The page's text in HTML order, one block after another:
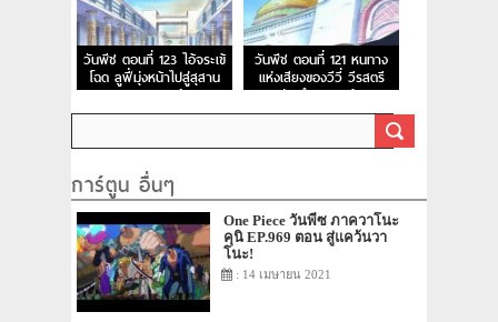
วันพีช ตอนที่ 123 ไอ้จระเข้
โฉด ลูฟี่มุ่งหน้าไปสู่สุสาน
ของราชวงศ์สิ
วันพีช ตอนที่ 121 หนทาง
แห่งเสียงของวีวี่ วีรสตรี
ร่ายรำลงมาแล้ว
การ์ตูน อื่นๆ
One Piece วันพีซ ภาควาโนะ
คุนิ EP.969 ตอน สู่แคว้นวา
โนะ!
: 14 เมษายน 2021